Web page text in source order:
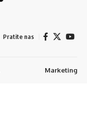
Pratite nas
Marketing